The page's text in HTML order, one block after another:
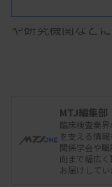
や研究機関など
と、参照データ
てパネル検査の
国臨床遺伝・ゲ
奨している81の
MTJ編集部
臨床検査業
を支える情
関係学会や
向まで幅広
お届けしてい